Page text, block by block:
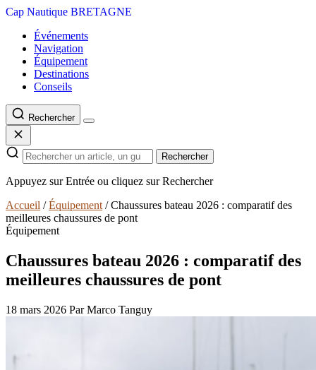
Cap Nautique BRETAGNE
Événements
Navigation
Équipement
Destinations
Conseils
Rechercher
Rechercher
Appuyez sur Entrée ou cliquez sur Rechercher
Accueil / Équipement / Chaussures bateau 2026 : comparatif des
meilleures chaussures de pont
Équipement
Chaussures bateau 2026 : comparatif des
meilleures chaussures de pont
18 mars 2026 Par Marco Tanguy